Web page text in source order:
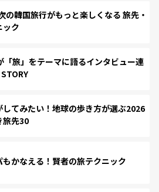
韓国旅行がもっと楽しくなる 旅先・
ック
「旅」をテーマに語るインタビュー連
てみたい！地球の歩き方が選ぶ2026
旅先30
かなえる！賢者の旅テクニック